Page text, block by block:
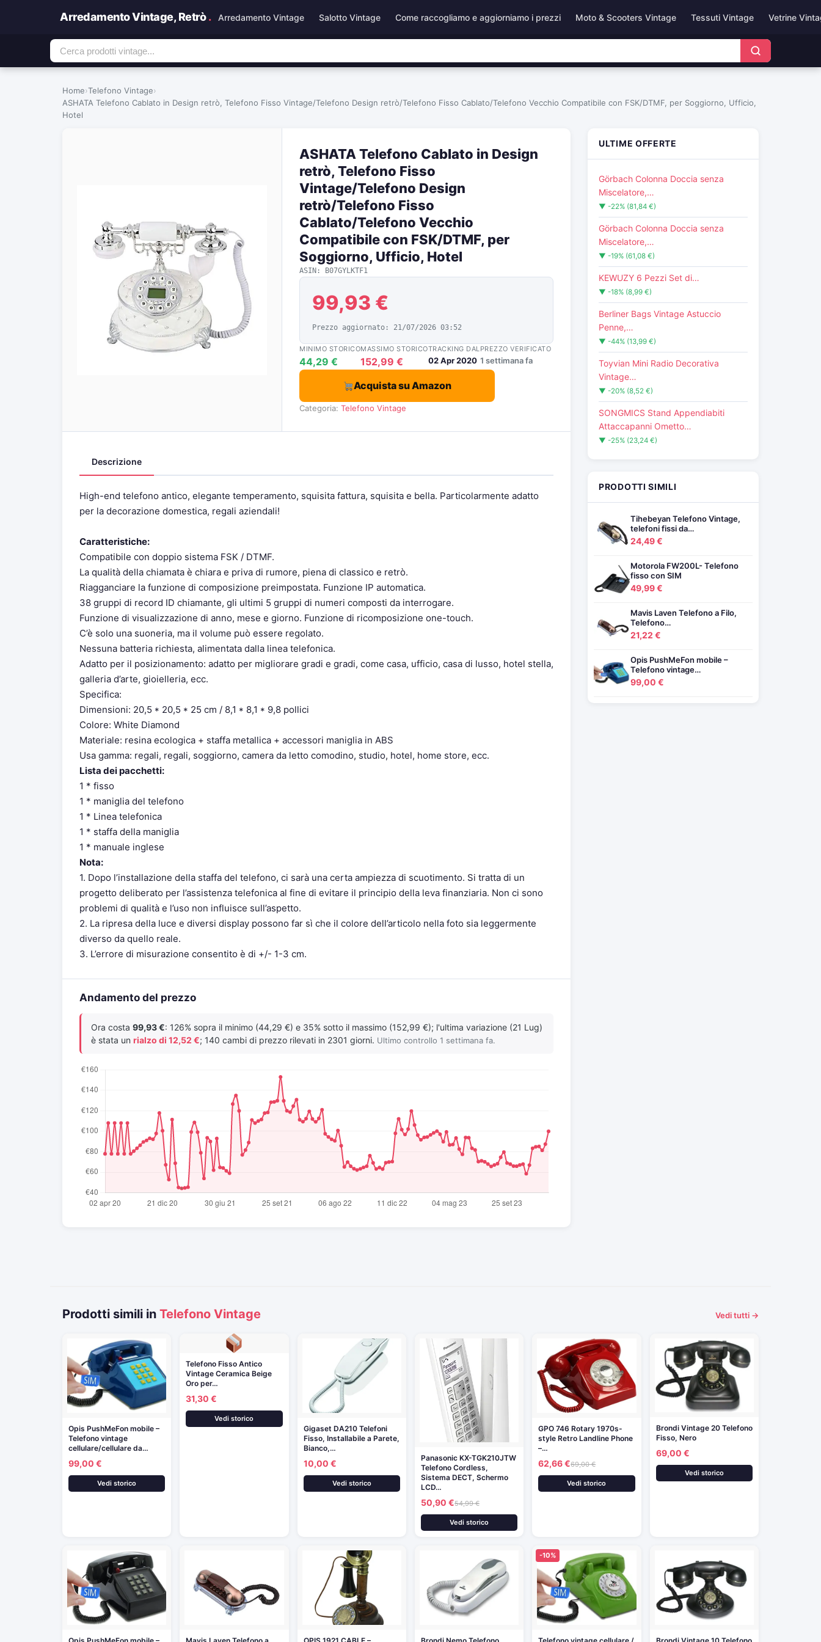
Arredamento Vintage, Retrò. Arredamento Vintage Salotto Vintage Come raccogliamo e aggiorniamo i prezzi Moto & Scooters Vintage Tessuti Vintage Vetrine
Home›Telefono Vintage›
ASHATA Telefono Cablato in Design retrò, Telefono Fisso Vintage/Telefono Design retrò/Telefono Fisso Cablato/Telefono Vecchio Compatibile con FSK/DTMF, per Soggiorno, Ufficio,
Hotel
ASHATA Telefono Cablato in Design
retrò, Telefono Fisso
Vintage/Telefono Design
retrò/Telefono Fisso
Cablato/Telefono Vecchio
Compatibile con FSK/DTMF, per
Soggiorno, Ufficio, Hotel
ASIN: B07GYLKTF1
99,93 €
Prezzo aggiornato: 21/07/2026 03:52
MINIMO STORICO
44,29 €
MASSIMO STORICO
152,99 €
TRACKING DAL
02 Apr 2020
PREZZO VERIFICATO
1 settimana fa
Acquista su Amazon
Categoria: Telefono Vintage
Descrizione
High-end telefono antico, elegante temperamento, squisita fattura, squisita e bella. Particolarmente adatto
per la decorazione domestica, regali aziendali!
Caratteristiche:
Compatibile con doppio sistema FSK / DTMF.
La qualità della chiamata è chiara e priva di rumore, piena di classico e retrò.
Riagganciare la funzione di composizione preimpostata. Funzione IP automatica.
38 gruppi di record ID chiamante, gli ultimi 5 gruppi di numeri composti da interrogare.
Funzione di visualizzazione di anno, mese e giorno. Funzione di ricomposizione one-touch.
C’è solo una suoneria, ma il volume può essere regolato.
Nessuna batteria richiesta, alimentata dalla linea telefonica.
Adatto per il posizionamento: adatto per migliorare gradi e gradi, come casa, ufficio, casa di lusso, hotel stella,
galleria d’arte, gioielleria, ecc.
Specifica:
Dimensioni: 20,5 * 20,5 * 25 cm / 8,1 * 8,1 * 9,8 pollici
Colore: White Diamond
Materiale: resina ecologica + staffa metallica + accessori maniglia in ABS
Usa gamma: regali, regali, soggiorno, camera da letto comodino, studio, hotel, home store, ecc.
Lista dei pacchetti:
1 * fisso
1 * maniglia del telefono
1 * Linea telefonica
1 * staffa della maniglia
1 * manuale inglese
Nota:
1. Dopo l’installazione della staffa del telefono, ci sarà una certa ampiezza di scuotimento. Si tratta di un
progetto deliberato per l’assistenza telefonica al fine di evitare il principio della leva finanziaria. Non ci sono
problemi di qualità e l’uso non influisce sull’aspetto.
2. La ripresa della luce e diversi display possono far sì che il colore dell’articolo nella foto sia leggermente
diverso da quello reale.
3. L’errore di misurazione consentito è di +/- 1-3 cm.
Andamento del prezzo
Ora costa 99,93 €: 126% sopra il minimo (44,29 €) e 35% sotto il massimo (152,99 €); l'ultima variazione (21 Lug)
è stata un rialzo di 12,52 €; 140 cambi di prezzo rilevati in 2301 giorni. Ultimo controllo 1 settimana fa.
ULTIME OFFERTE
Görbach Colonna Doccia senza
Miscelatore,…
▼ -22% (81,84 €)
Görbach Colonna Doccia senza
Miscelatore,…
▼ -19% (61,08 €)
KEWUZY 6 Pezzi Set di…
▼ -18% (8,99 €)
Berliner Bags Vintage Astuccio
Penne,…
▼ -44% (13,99 €)
Toyvian Mini Radio Decorativa
Vintage…
▼ -20% (8,52 €)
SONGMICS Stand Appendiabiti
Attaccapanni Ometto…
▼ -25% (23,24 €)
PRODOTTI SIMILI
Tihebeyan Telefono Vintage,
telefoni fissi da…
24,49 €
Motorola FW200L- Telefono
fisso con SIM
49,99 €
Mavis Laven Telefono a Filo,
Telefono…
21,22 €
Opis PushMeFon mobile –
Telefono vintage…
99,00 €
Prodotti simili in Telefono Vintage Vedi tutti →
Opis PushMeFon mobile –
Telefono vintage
cellulare/cellulare da…
99,00 €
Vedi storico
Telefono Fisso Antico
Vintage Ceramica Beige
Oro per…
31,30 €
Vedi storico
Gigaset DA210 Telefoni
Fisso, Installabile a Parete,
Bianco,…
10,00 €
Vedi storico
Panasonic KX-TGK210JTW
Telefono Cordless,
Sistema DECT, Schermo
LCD…
50,90 €54,99 €
Vedi storico
GPO 746 Rotary 1970s-
style Retro Landline Phone
–…
62,66 €69,00 €
Vedi storico
Brondi Vintage 20 Telefono
Fisso, Nero
69,00 €
Vedi storico
-10%